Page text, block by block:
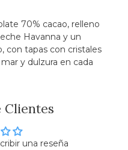
70% cacao, relleno
Havanna y un
con tapas con cristales
y dulzura en cada
Clientes
una reseña